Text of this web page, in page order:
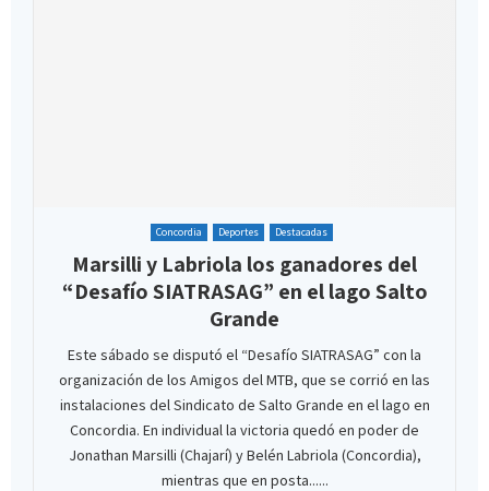
Concordia Deportes Destacadas
Marsilli y Labriola los ganadores del
“Desafío SIATRASAG” en el lago Salto
Grande
Este sábado se disputó el “Desafío SIATRASAG” con la
organización de los Amigos del MTB, que se corrió en las
instalaciones del Sindicato de Salto Grande en el lago en
Concordia. En individual la victoria quedó en poder de
Jonathan Marsilli (Chajarí) y Belén Labriola (Concordia),
mientras que en posta......